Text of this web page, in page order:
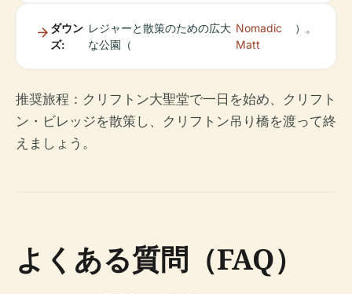
ダウン
ズ:
レジャーと散策のための広大
な公園（
Nomadic
Matt
）。
推奨旅程：クリフトン大聖堂で一日を始め、クリフト
ン・ビレッジを散策し、クリフトン吊り橋を渡って終
えましょう。
よくある質問（FAQ）